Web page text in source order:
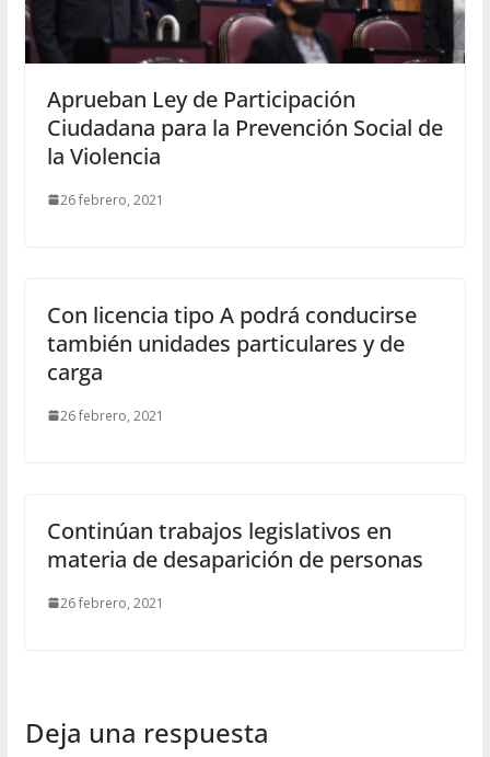
Aprueban Ley de Participación
Ciudadana para la Prevención Social de
la Violencia
26 febrero, 2021
Con licencia tipo A podrá conducirse
también unidades particulares y de
carga
26 febrero, 2021
Continúan trabajos legislativos en
materia de desaparición de personas
26 febrero, 2021
Deja una respuesta